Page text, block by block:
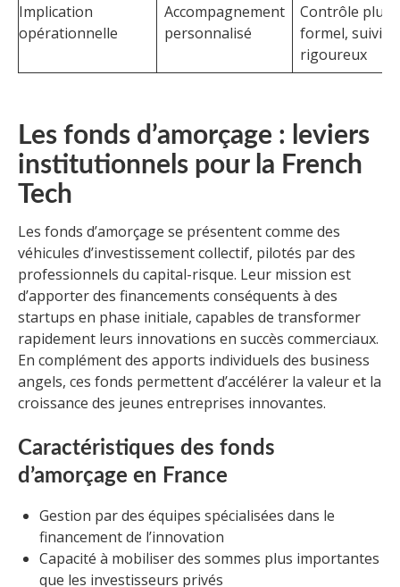
Implication
opérationnelle
Accompagnement
personnalisé
Contrôle plus
formel, suivi
rigoureux
Les fonds d’amorçage : leviers
institutionnels pour la French
Tech
Les fonds d’amorçage se présentent comme des
véhicules d’investissement collectif, pilotés par des
professionnels du capital-risque. Leur mission est
d’apporter des financements conséquents à des
startups en phase initiale, capables de transformer
rapidement leurs innovations en succès commerciaux.
En complément des apports individuels des business
angels, ces fonds permettent d’accélérer la valeur et la
croissance des jeunes entreprises innovantes.
Caractéristiques des fonds
d’amorçage en France
Gestion par des équipes spécialisées dans le
financement de l’innovation
Capacité à mobiliser des sommes plus importantes
que les investisseurs privés